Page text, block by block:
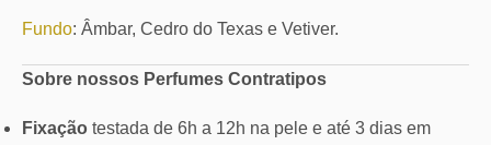
Fundo: Âmbar, Cedro do Texas e Vetiver.
Sobre nossos Perfumes Contratipos
Fixação testada de 6h a 12h na pele e até 3 dias em